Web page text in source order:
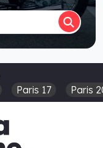
Paris 17 Paris